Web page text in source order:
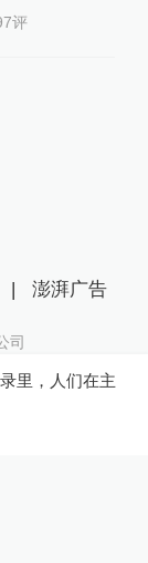
评
里，人们在主
| 澎湃广告
司
号